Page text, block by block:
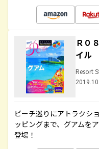
Ｒ０
イル
Resort
ビーチ巡りにアトラクシ
ッピングまで、グアムを
登場！